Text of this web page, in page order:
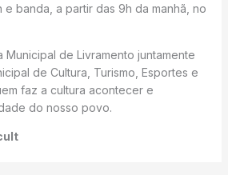
banda, a partir das 9h da manhã, no
Municipal de Livramento juntamente
de Cultura, Turismo, Esportes e
faz a cultura acontecer e
do nosso povo.